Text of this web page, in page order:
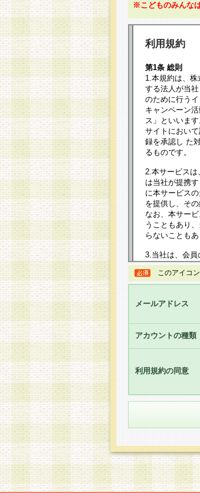
※こどものみんな
利用規約
第1条 総則
1.本規約は、
する法人が当
のために行う
キャンペーン
ス」といいま
サイトにおい
録を承認し た
るものです。
2.本サービスは
は当社が提携
に本サービス
を提供し、そ
なお、本サー
うこともあり
らないこともあ
3.当社は、会
規約を任意に
は、本規約に
して告知の案
るものとします
5.当社がお聞
のと考えてお
合には、当社
社の取扱商品
い。
6.当社は、お
められた場合
せ先となりま
第2条 会員の資
1.会員とは、本
このアイコ
メールアドレス
アカウントの種類
利用規約の同意